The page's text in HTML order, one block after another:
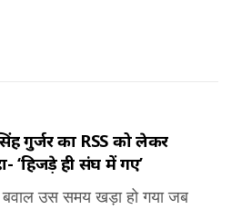
गुर्जर का RSS को लेकर
‘हिजड़े ही संघ में गए’
उस समय खड़ा हो गया जब